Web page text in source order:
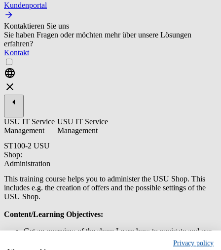
Kundenportal
Kontaktieren Sie uns
Sie haben Fragen oder möchten mehr über unsere Lösungen
erfahren?
Kontakt
USU IT Service
Management
ST100-2 USU
Shop:
Administration
USU IT Service
Management
This training course helps you to administer the USU Shop. This
includes e.g. the creation of offers and the possible settings of the
USU Shop.
Content/Learning Objectives:
Get an overview of the shop: Learn how to navigate and use
Privacy policy